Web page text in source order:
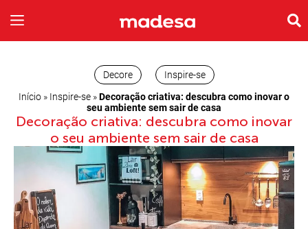
Início » Inspire-se »Decoração criativa: descubra como inovar o
seu ambiente sem sair de casa
Decore Inspire-se
Decoração criativa: descubra como inovar
o seu ambiente sem sair de casa